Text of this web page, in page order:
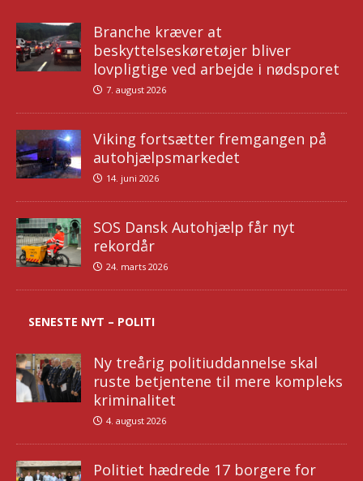
Branche kræver at
beskyttelseskøretøjer bliver
lovpligtige ved arbejde i nødsporet
7. august 2026
Viking fortsætter fremgangen på
autohjælpsmarkedet
14. juni 2026
SOS Dansk Autohjælp får nyt
rekordår
24. marts 2026
SENESTE NYT – POLITI
Ny treårig politiuddannelse skal
ruste betjentene til mere kompleks
kriminalitet
4. august 2026
Politiet hædrede 17 borgere for